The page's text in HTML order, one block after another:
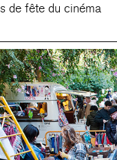
de fête du cinéma